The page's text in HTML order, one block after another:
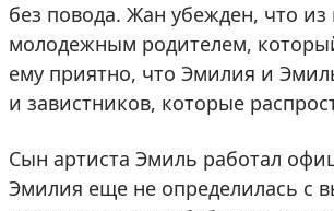
без повода. Жан убежден, что
молодежным родителем,
ему приятно, что Эмилия и
и завистников, которые
Сын артиста Эмиль работал
Эмилия еще не определилась с